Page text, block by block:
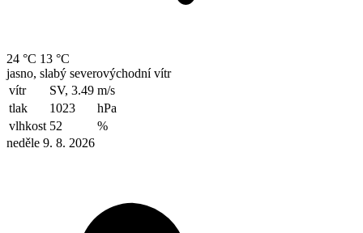
24 °C 13 °C
jasno, slabý severovýchodní vítr
vítr
SV, 3.49 m/s
tlak
1023
hPa
vlhkost 52
%
neděle 9. 8. 2026